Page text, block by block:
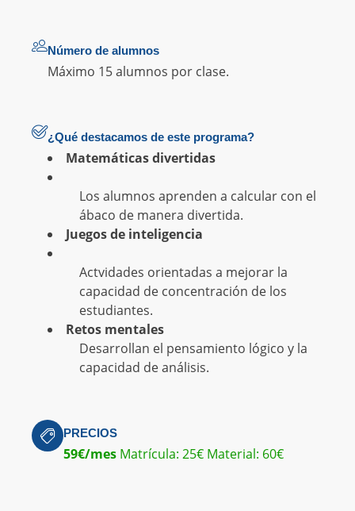
Número de alumnos
Máximo 15 alumnos por clase.
¿Qué destacamos de este programa?
Matemáticas divertidas
Los alumnos aprenden a calcular con el
ábaco de manera divertida.
Juegos de inteligencia
Actvidades orientadas a mejorar la
capacidad de concentración de los
estudiantes.
Retos mentales
Desarrollan el pensamiento lógico y la
capacidad de análisis.
PRECIOS
59€/mes Matrícula: 25€ Material: 60€